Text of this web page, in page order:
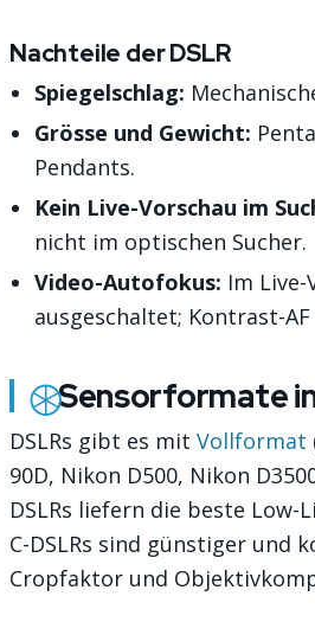
Nachteile der DSLR
Spiegelschlag:
Grösse und Gewicht:
Pendants.
Kein Live-Vorschau im
nicht im optischen Sucher.
Video-Autofokus: Im
ausgeschaltet; Kontrast-
Sensorformate
DSLRs gibt es mit Vollformat
90D, Nikon D500, Nikon
DSLRs liefern die beste
C-DSLRs sind günstiger und
Cropfaktor und